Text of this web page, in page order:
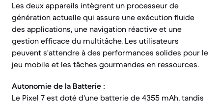
Les deux appareils intègrent un processeur de
génération actuelle qui assure une exécution fluide
des applications, une navigation réactive et une
gestion efficace du multitâche. Les utilisateurs
peuvent s'attendre à des performances solides pour le
jeu mobile et les tâches gourmandes en ressources.
Autonomie de la Batterie :
Le Pixel 7 est doté d'une batterie de 4355 mAh, tandis